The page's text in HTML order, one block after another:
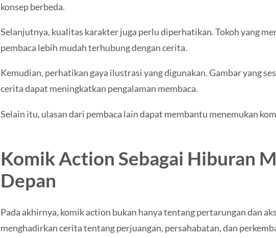
konsep berbeda.
Selanjutnya, kualitas karakter juga perlu diperhatikan. Tokoh yang
pembaca lebih mudah terhubung dengan cerita.
Kemudian, perhatikan gaya ilustrasi yang digunakan. Gambar yang
cerita dapat meningkatkan pengalaman membaca.
Selain itu, ulasan dari pembaca lain dapat membantu menemukan
Komik Action Sebagai Hiburan
Depan
Pada akhirnya, komik action bukan hanya tentang pertarungan dan
menghadirkan cerita tentang perjuangan, persahabatan, dan